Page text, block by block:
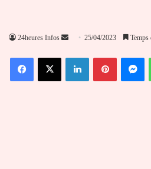
24heures Infos
Envoyer
courriel
25/04/2023 Temps
FacebookX LinkedinPinterest